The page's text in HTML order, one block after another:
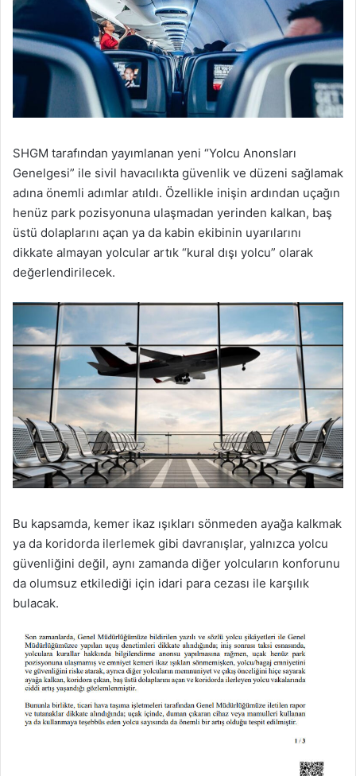
SHGM tarafından yayımlanan yeni “Yolcu Anonsları
Genelgesi” ile sivil havacılıkta güvenlik ve düzeni sağlamak
adına önemli adımlar atıldı. Özellikle inişin ardından uçağın
henüz park pozisyonuna ulaşmadan yerinden kalkan, baş
üstü dolaplarını açan ya da kabin ekibinin uyarılarını
dikkate almayan yolcular artık “kural dışı yolcu” olarak
değerlendirilecek.
Bu kapsamda, kemer ikaz ışıkları sönmeden ayağa kalkmak
ya da koridorda ilerlemek gibi davranışlar, yalnızca yolcu
güvenliğini değil, aynı zamanda diğer yolcuların konforunu
da olumsuz etkilediği için idari para cezası ile karşılık
bulacak.